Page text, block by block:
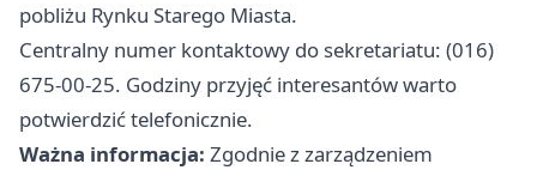
pobliżu Rynku Starego Miasta.
Centralny numer kontaktowy do sekretariatu: (016)
675-00-25. Godziny przyjęć interesantów warto
potwierdzić telefonicznie.
Ważna informacja: Zgodnie z zarządzeniem